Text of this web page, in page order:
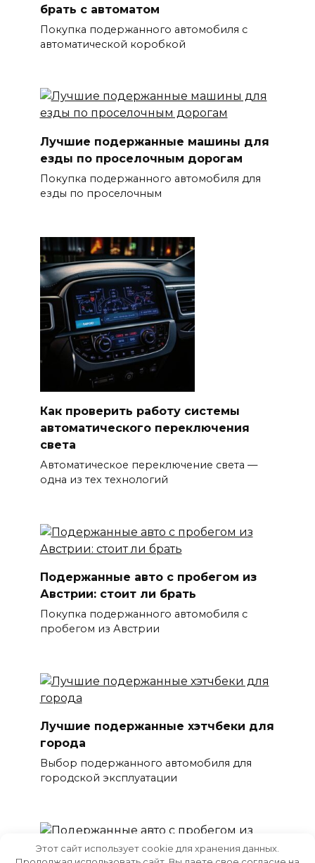
брать с автоматом
Покупка подержанного автомобиля с
автоматической коробкой
Лучшие подержанные машины для
езды по проселочным дорогам
Покупка подержанного автомобиля для
езды по проселочным
Как проверить работу системы
автоматического переключения
света
Автоматическое переключение света —
одна из тех технологий
Подержанные авто с пробегом из
Австрии: стоит ли брать
Покупка подержанного автомобиля с
пробегом из Австрии
Лучшие подержанные хэтчбеки для
города
Выбор подержанного автомобиля для
городской эксплуатации
Этот сайт использует cookie для хранения данных.